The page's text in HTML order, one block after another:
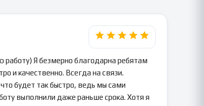
Я безмерно благодарна ребятам
и качественно. Всегда на связи.
будет так быстро, ведь мы сами
выполнили даже раньше срока. Хотя я